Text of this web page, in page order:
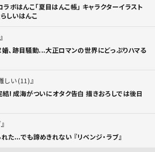
ラボはんこ「夏目はんこ帳」 キャラクターイラスト
しいはんこ
、跡目騒動...大正ロマンの世界にどっぷりハマる
しい (11)
結! 成海がついにオタク告白 描きおろしでは後日
た...でも諦めきれない 『リベンジ・ラブ』